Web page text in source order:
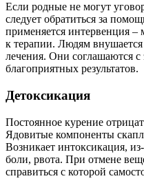
Если родные не могут
следует обратиться за
применяется интервенция
к терапии. Людям
лечения. Они соглашаются с
благоприятных результатов.
Детоксикация
Постоянное курение
Ядовитые компоненты
Возникает интоксикация,
боли, рвота. При отмене
справиться с которой